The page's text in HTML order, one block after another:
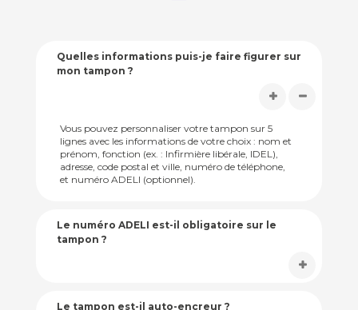
Quelles informations puis-je faire figurer sur
mon tampon ?
Vous pouvez personnaliser votre tampon sur 5
lignes avec les informations de votre choix : nom et
prénom, fonction (ex. : Infirmière libérale, IDEL),
adresse, code postal et ville, numéro de téléphone,
et numéro ADELI (optionnel).
Le numéro ADELI est-il obligatoire sur le
tampon ?
Le tampon est-il auto-encreur ?